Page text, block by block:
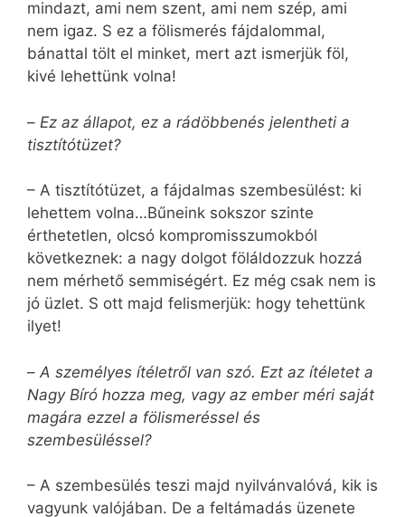
mindazt, ami nem szent, ami nem szép, ami
nem igaz. S ez a fölismerés fájdalommal,
bánattal tölt el minket, mert azt ismerjük föl,
kivé lehettünk volna!
– Ez az állapot, ez a rádöbbenés jelentheti a
tisztítótüzet?
– A tisztítótüzet, a fájdalmas szembesülést: ki
lehettem volna…Bűneink sokszor szinte
érthetetlen, olcsó kompromisszumokból
következnek: a nagy dolgot föláldozzuk hozzá
nem mérhető semmiségért. Ez még csak nem is
jó üzlet. S ott majd felismerjük: hogy tehettünk
ilyet!
– A személyes ítéletről van szó. Ezt az ítéletet a
Nagy Bíró hozza meg, vagy az ember méri saját
magára ezzel a fölismeréssel és
szembesüléssel?
– A szembesülés teszi majd nyilvánvalóvá, kik is
vagyunk valójában. De a feltámadás üzenete